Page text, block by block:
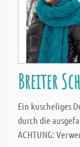
Breiter
Ein kuscheliges
durch die
ACHTUNG: